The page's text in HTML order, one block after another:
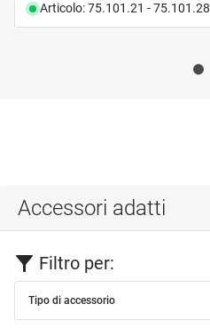
Articolo: 75.101.21 - 75.101.28
Accessori adatti
Filtro per:
Tipo di accessorio